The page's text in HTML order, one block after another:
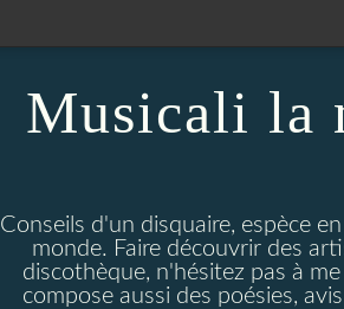
Musicali la
Conseils d'un disquaire, espèce
monde. Faire découvrir des
discothèque, n'hésitez pas à
compose aussi des poésies,